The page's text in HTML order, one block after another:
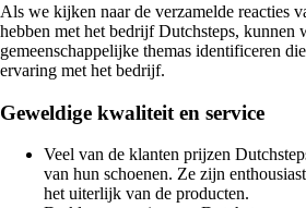
Als we kijken naar de verzamelde reacties
hebben met het bedrijf Dutchsteps, kunnen
gemeenschappelijke themas identificeren
ervaring met het bedrijf.
Geweldige kwaliteit en service
Veel van de klanten prijzen
van hun schoenen. Ze zijn
het uiterlijk van de producten.